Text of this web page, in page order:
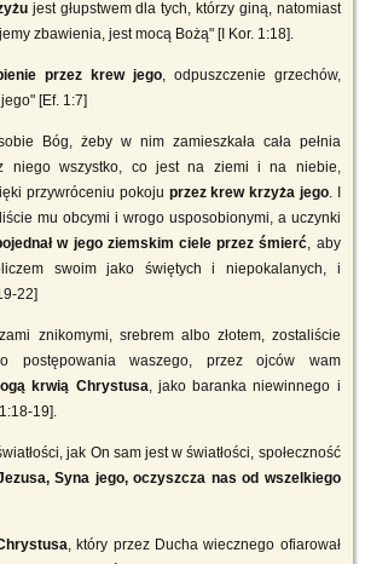
jest głupstwem dla tych, którzy giną, natomiast
zbawienia, jest mocą Bożą" [I Kor. 1:18].
przez krew jego, odpuszczenie grzechów,
[Ef. 1:7]
Bóg, żeby w nim zamieszkała cała pełnia
niego wszystko, co jest na ziemi i na niebie,
przywróceniu pokoju przez krew krzyża jego. I
mu obcymi i wrogo usposobionymi, a uczynki
w jego ziemskim ciele przez śmierć, aby
swoim jako świętych i niepokalanych, i
22]
znikomymi, srebrem albo złotem, zostaliście
postępowania waszego, przez ojców wam
krwią Chrystusa, jako baranka niewinnego i
19].
jak On sam jest w światłości, społeczność
Syna jego, oczyszcza nas od wszelkiego
, który przez Ducha wiecznego ofiarował